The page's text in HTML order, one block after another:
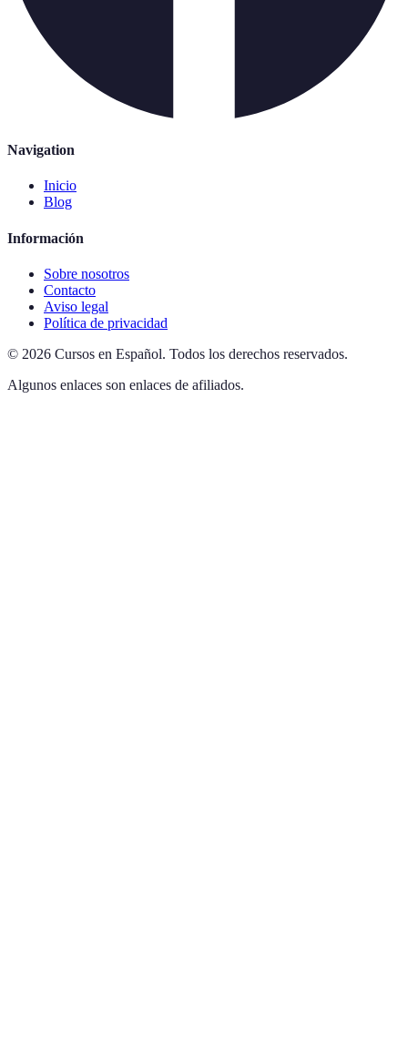
Navigation
Inicio
Blog
Información
Sobre nosotros
Contacto
Aviso legal
Política de privacidad
© 2026 Cursos en Español. Todos los derechos reservados.
Algunos enlaces son enlaces de afiliados.